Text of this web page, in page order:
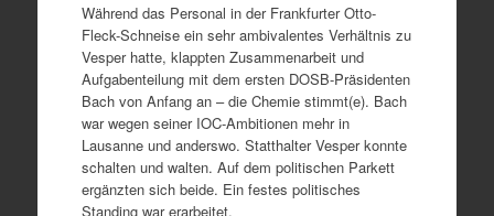
Während das Personal in der Frankfurter Otto-
Fleck-Schneise ein sehr ambivalentes Verhältnis zu
Vesper hatte, klappten Zusammenarbeit und
Aufgabenteilung mit dem ersten DOSB-Präsidenten
Bach von Anfang an – die Chemie stimmt(e). Bach
war wegen seiner IOC-Ambitionen mehr in
Lausanne und anderswo. Statthalter Vesper konnte
schalten und walten. Auf dem politischen Parkett
ergänzten sich beide. Ein festes politisches
Standing war erarbeitet.